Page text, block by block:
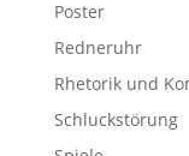
Poster
Redneruhr
Rhetorik und
Schluckstörung